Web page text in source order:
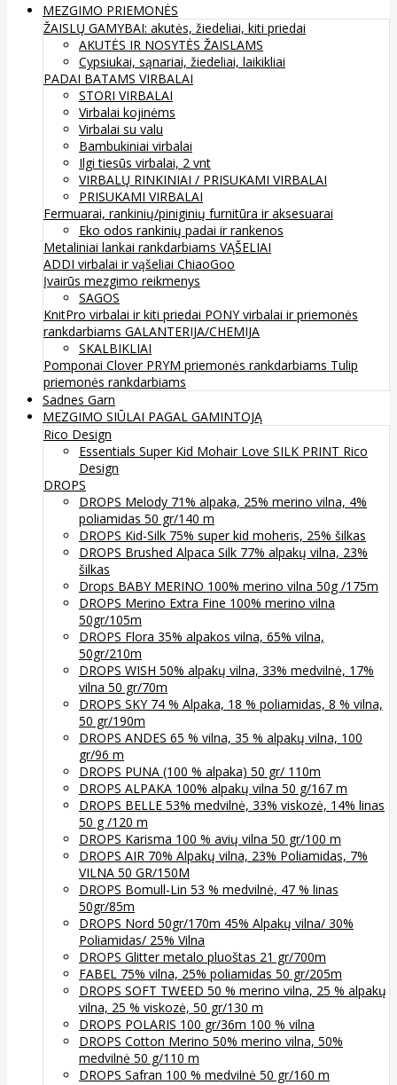
MEZGIMO PRIEMONĖS
ŽAISLŲ GAMYBAI: akutės, žiedeliai, kiti priedai
AKUTĖS IR NOSYTĖS ŽAISLAMS
Cypsiukai, sąnariai, žiedeliai, laikikliai
PADAI BATAMS VIRBALAI
STORI VIRBALAI
Virbalai kojinėms
Virbalai su valu
Bambukiniai virbalai
Ilgi tiesūs virbalai, 2 vnt
VIRBALŲ RINKINIAI / PRISUKAMI VIRBALAI
PRISUKAMI VIRBALAI
Fermuarai, rankinių/piniginių furnitūra ir aksesuarai
Eko odos rankinių padai ir rankenos
Metaliniai lankai rankdarbiams VĄŠELIAI
ADDI virbalai ir vąšeliai ChiaoGoo
Įvairūs mezgimo reikmenys
SAGOS
KnitPro virbalai ir kiti priedai PONY virbalai ir priemonės
rankdarbiams GALANTERIJA/CHEMIJA
SKALBIKLIAI
Pomponai Clover PRYM priemonės rankdarbiams Tulip
priemonės rankdarbiams
Sadnes Garn
MEZGIMO SIŪLAI PAGAL GAMINTOJĄ
Rico Design
Essentials Super Kid Mohair Love SILK PRINT Rico
Design
DROPS
DROPS Melody 71% alpaka, 25% merino vilna, 4%
poliamidas 50 gr/140 m
DROPS Kid-Silk 75% super kid moheris, 25% šilkas
DROPS Brushed Alpaca Silk 77% alpakų vilna, 23%
šilkas
Drops BABY MERINO 100% merino vilna 50g /175m
DROPS Merino Extra Fine 100% merino vilna
50gr/105m
DROPS Flora 35% alpakos vilna, 65% vilna,
50gr/210m
DROPS WISH 50% alpakų vilna, 33% medvilnė, 17%
vilna 50 gr/70m
DROPS SKY 74 % Alpaka, 18 % poliamidas, 8 % vilna,
50 gr/190m
DROPS ANDES 65 % vilna, 35 % alpakų vilna, 100
gr/96 m
DROPS PUNA (100 % alpaka) 50 gr/ 110m
DROPS ALPAKA 100% alpakų vilna 50 g/167 m
DROPS BELLE 53% medvilnė, 33% viskozė, 14% linas
50 g /120 m
DROPS Karisma 100 % avių vilna 50 gr/100 m
DROPS AIR 70% Alpakų vilna, 23% Poliamidas, 7%
VILNA 50 GR/150M
DROPS Bomull-Lin 53 % medvilnė, 47 % linas
50gr/85m
DROPS Nord 50gr/170m 45% Alpakų vilna/ 30%
Poliamidas/ 25% Vilna
DROPS Glitter metalo pluoštas 21 gr/700m
FABEL 75% vilna, 25% poliamidas 50 gr/205m
DROPS SOFT TWEED 50 % merino vilna, 25 % alpakų
vilna, 25 % viskozė, 50 gr/130 m
DROPS POLARIS 100 gr/36m 100 % vilna
DROPS Cotton Merino 50% merino vilna, 50%
medvilnė 50 g/110 m
DROPS Safran 100 % medvilnė 50 gr/160 m